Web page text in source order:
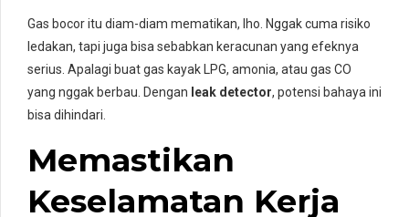
Gas bocor itu diam-diam mematikan, lho. Nggak cuma risiko
ledakan, tapi juga bisa sebabkan keracunan yang efeknya
serius. Apalagi buat gas kayak LPG, amonia, atau gas CO
yang nggak berbau. Dengan leak detector, potensi bahaya ini
bisa dihindari.
Memastikan
Keselamatan Kerja